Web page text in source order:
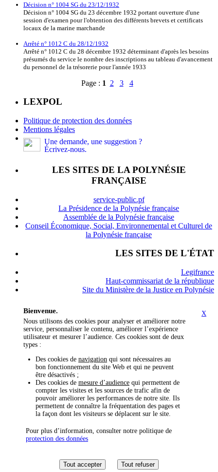
Décision n° 1004 SG du 23/12/1932
Décision n° 1004 SG du 23 décembre 1932 portant ouverture d'une
session d'examen pour l'obtention des différents brevets et certificats
locaux de la marine marchande
Arrêté n° 1012 C du 28/12/1932
Arrêté n° 1012 C du 28 décembre 1932 déterminant d'après les besoins
présumés du service le nombre des inscriptions au tableau d'avancement
du personnel de la trésorerie pour l'année 1933
Page : 1 2 3 4
LEXPOL
Politique de protection des données
Mentions légales
Une demande, une suggestion ?
Écrivez-nous.
LES SITES DE LA POLYNÉSIE
FRANÇAISE
service-public.pf
La Présidence de la Polynésie française
Assemblée de la Polynésie française
Conseil Économique, Social, Environnemental et Culturel de
la Polynésie française
LES SITES DE L'ÉTAT
Legifrance
Haut-commissariat de la république
Site du Ministère de la Justice en Polynésie
X
Bienvenue.
Nous utilisons des cookies pour analyser et améliorer notre
service, personnaliser le contenu, améliorer l’expérience
utilisateur et mesurer l’audience. Ces cookies sont de deux
types :
Des cookies de navigation qui sont nécessaires au
bon fonctionnement du site Web et qui ne peuvent
être désactivés ;
Des cookies de mesure d’audience qui permettent de
compter les visites et les sources de trafic afin de
pouvoir améliorer les performances de notre site. Ils
permettent de connaître la fréquentation des pages et
la façon dont les visiteurs se déplacent sur le site.
Pour plus d’information, consulter notre politique de
protection des données
Tout accepter Tout refuser